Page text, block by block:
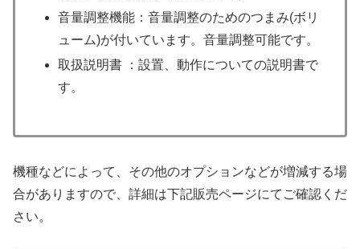
音量調整機能：音量調整のためのつまみ(ボリ
ューム)が付いています。音量調整可能です。
取扱説明書 ：設置、動作についての説明書で
す。
機種などによって、その他のオプションなどが増減する場
合がありますので、詳細は下記販売ページにてご確認くだ
さい。